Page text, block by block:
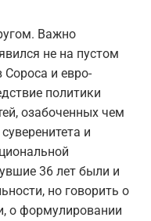
Важно
не на пустом
Сороса и евро-
политики
озабоченных чем
и
36 лет были и
но говорить о
о формулировании